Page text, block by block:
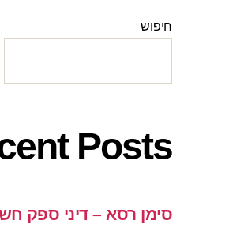
חיפוש
Posts
סימן רסא – דיני ספק